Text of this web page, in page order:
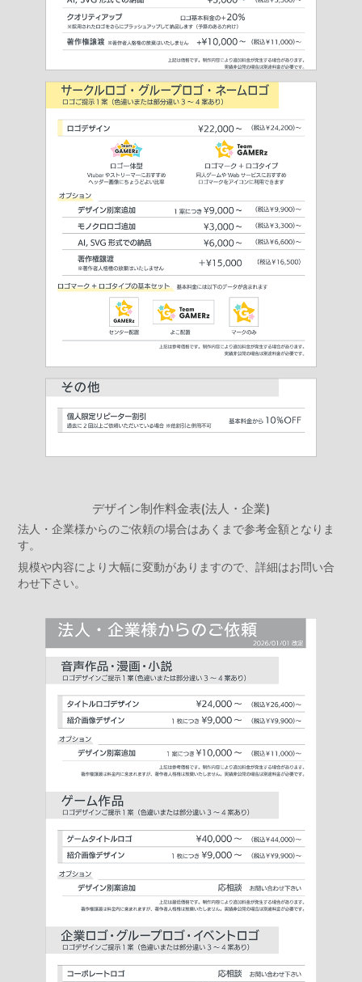
デザイン制作料金表(法人・企業)
法人・企業様からのご依頼の場合はあくまで参考金額となりま
す。
規模や内容により大幅に変動がありますので、詳細はお問い合
わせ下さい。